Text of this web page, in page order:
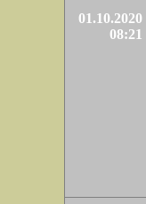
01.10.2020
08:21